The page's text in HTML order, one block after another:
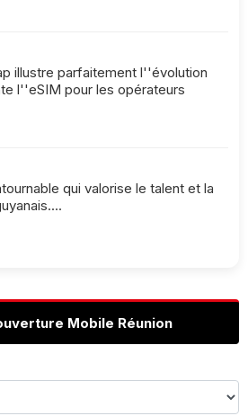
illustre parfaitement l''évolution
l''eSIM pour les opérateurs
qui valorise le talent et la
Mobile Réunion